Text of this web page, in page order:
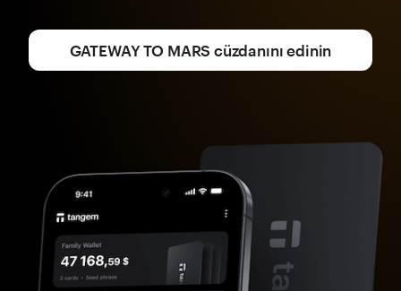
GATEWAY TO MARS cüzdanını edinin